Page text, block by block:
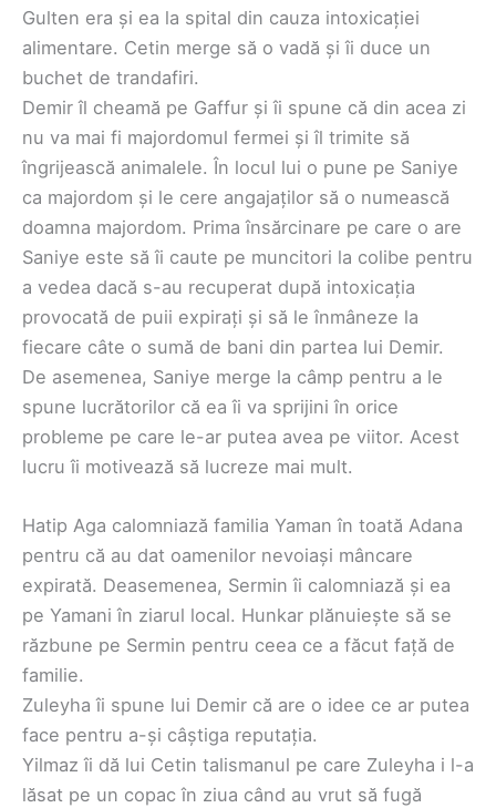
Gulten era și ea la spital din cauza intoxicației
alimentare. Cetin merge să o vadă și îi duce un
buchet de trandafiri.
Demir îl cheamă pe Gaffur și îi spune că din acea zi
nu va mai fi majordomul fermei și îl trimite să
îngrijească animalele. În locul lui o pune pe Saniye
ca majordom și le cere angajaților să o numească
doamna majordom. Prima însărcinare pe care o are
Saniye este să îi caute pe muncitori la colibe pentru
a vedea dacă s-au recuperat după intoxicația
provocată de puii expirați și să le înmâneze la
fiecare câte o sumă de bani din partea lui Demir.
De asemenea, Saniye merge la câmp pentru a le
spune lucrătorilor că ea îi va sprijini în orice
probleme pe care le-ar putea avea pe viitor. Acest
lucru îi motivează să lucreze mai mult.
Hatip Aga calomniază familia Yaman în toată Adana
pentru că au dat oamenilor nevoiași mâncare
expirată. Deasemenea, Sermin îi calomniază și ea
pe Yamani în ziarul local. Hunkar plănuiește să se
răzbune pe Sermin pentru ceea ce a făcut față de
familie.
Zuleyha îi spune lui Demir că are o idee ce ar putea
face pentru a-și câștiga reputația.
Yilmaz îi dă lui Cetin talismanul pe care Zuleyha i l-a
lăsat pe un copac în ziua când au vrut să fugă